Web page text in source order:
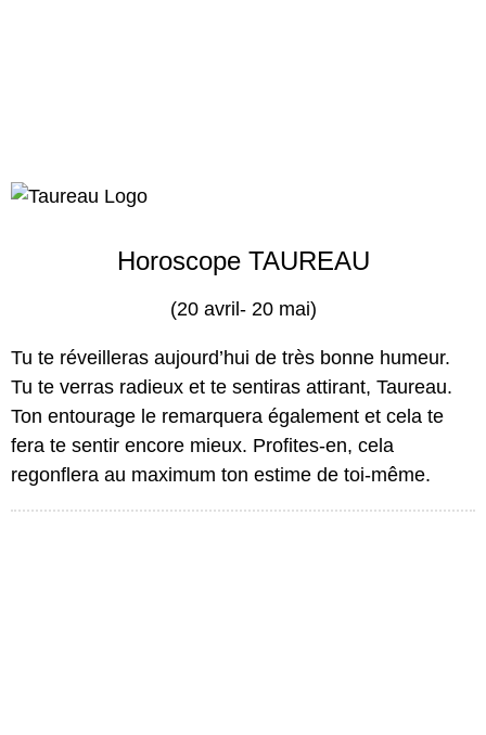
Horoscope TAUREAU
(20 avril- 20 mai)
Tu te réveilleras aujourd’hui de très bonne humeur.
Tu te verras radieux et te sentiras attirant, Taureau.
Ton entourage le remarquera également et cela te
fera te sentir encore mieux. Profites-en, cela
regonflera au maximum ton estime de toi-même.